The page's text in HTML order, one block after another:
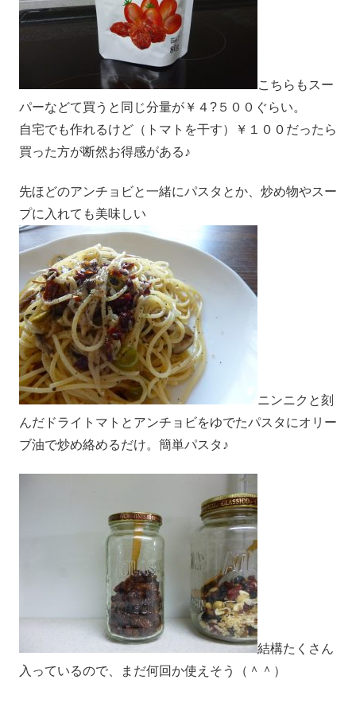
こちらもスー
パーなどて買うと同じ分量が￥４?５００ぐらい。
自宅でも作れるけど（トマトを干す）￥１００だったら
買った方が断然お得感がある♪
先ほどのアンチョビと一緒にパスタとか、炒め物やスー
プに入れても美味しい
ニンニクと刻
んだドライトマトとアンチョビをゆでたパスタにオリー
ブ油で炒め絡めるだけ。簡単パスタ♪
結構たくさん
入っているので、まだ何回か使えそう（＾＾）